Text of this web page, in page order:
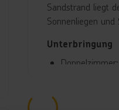
Sandstrand liegt
Sonnenliegen
Unterbringung